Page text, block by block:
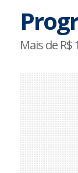
Mais de